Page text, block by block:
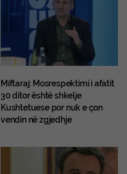
Miftaraj: Mosrespektimi i afatit
30 ditor është shkelje
Kushtetuese por nuk e çon
vendin në zgjedhje